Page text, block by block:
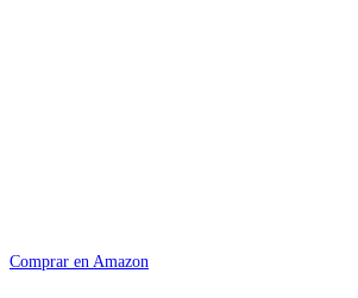
Comprar en Amazon